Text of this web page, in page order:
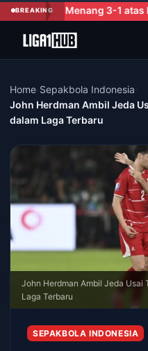
BREAKING
1 atas K-League All Stars
Home Sepakbola Indonesia
John Herdman Ambil Jeda
dalam Laga Terbaru
John Herdman Ambil Jeda Usai
Laga Terbaru
SEPAKBOLA INDONESIA